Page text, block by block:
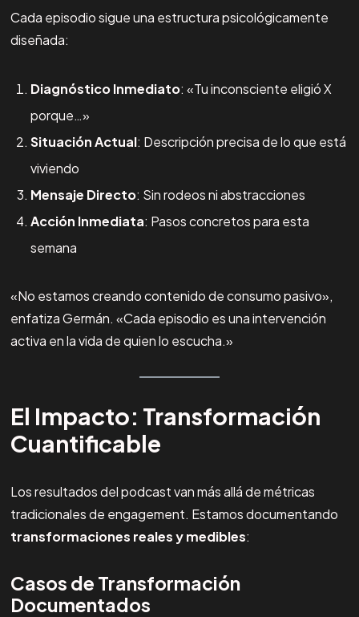
Cada episodio sigue una estructura psicológicamente
diseñada:
Diagnóstico Inmediato: «Tu inconsciente eligió X
porque…»
Situación Actual: Descripción precisa de lo que está
viviendo
Mensaje Directo: Sin rodeos ni abstracciones
Acción Inmediata: Pasos concretos para esta
semana
«No estamos creando contenido de consumo pasivo»,
enfatiza Germán. «Cada episodio es una intervención
activa en la vida de quien lo escucha.»
El Impacto: Transformación
Cuantificable
Los resultados del podcast van más allá de métricas
tradicionales de engagement. Estamos documentando
transformaciones reales y medibles:
Casos de Transformación
Documentados